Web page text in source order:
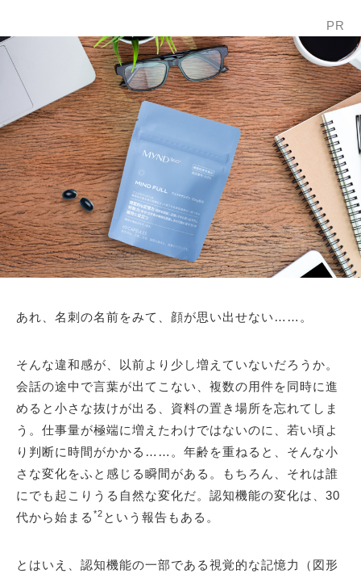
PR
あれ、名刺の名前をみて、顔が思い出せない……。
そんな違和感が、以前より少し増えていないだろうか。
会話の途中で言葉が出てこない、複数の用件を同時に進
めると小さな抜けが出る、資料の置き場所を忘れてしま
う。仕事量が極端に増えたわけではないのに、若い頃よ
り判断に時間がかかる……。年齢を重ねると、そんな小
さな変化をふと感じる瞬間がある。もちろん、それは誰
にでも起こりうる自然な変化だ。認知機能の変化は、30
代から始まる *2 という報告もある。
とはいえ、認知機能の一部である視覚的な記憶力（図形